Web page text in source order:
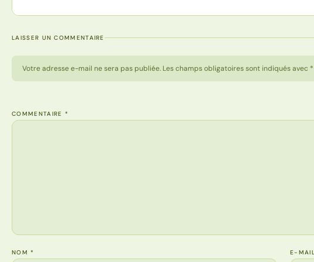
LAISSER UN COMMENTAIRE
Votre adresse e-mail ne sera pas publiée. Les champs obligatoires sont indiqués avec *
COMMENTAIRE *
NOM* E-